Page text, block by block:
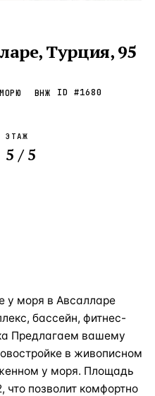
Россия · 2
Кипр
Турция, 95
ВНЖ ID #1680
ЭТАЖ
5 / 5
у моря в Авсалларе
бассейн, фитнес-
Предлагаем вашему
в живописном
у моря. Площадь
что позволит комфортно